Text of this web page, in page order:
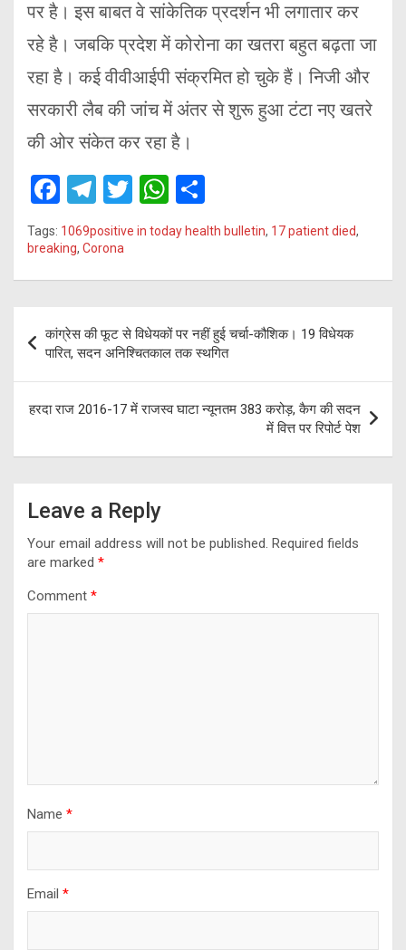
पर है। इस बाबत वे सांकेतिक प्रदर्शन भी लगातार कर
रहे है। जबकि प्रदेश में कोरोना का खतरा बहुत बढ़ता जा
रहा है। कई वीवीआईपी संक्रमित हो चुके हैं। निजी और
सरकारी लैब की जांच में अंतर से शुरू हुआ टंटा नए खतरे
की ओर संकेत कर रहा है।
F
a
ce
b
o
k
T
el
e
gr
m
T
wi
tt
er
W
at
s
p
p
h
ar
e
Tags: 1069positive in today health bulletin, 17 patient died,
breaking, Corona
navigation
कांग्रेस की फूट से विधेयकों पर नहीं हुई चर्चा-कौशिक। 19 विधेयक
पारित, सदन अनिश्चितकाल तक स्थगित
हरदा राज 2016-17 में राजस्व घाटा न्यूनतम 383 करोड़, कैग की सदन
में वित्त पर रिपोर्ट पेश
Leave a Reply
Your email address will not be published. Required fields
are marked *
Comment *
Name *
Email *